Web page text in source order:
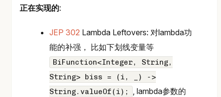
正在实现的:
JEP 302 Lambda Leftovers: 对lambda功
能的补强， 比如下划线变量等
BiFunction<Integer, String,
String> biss = (i, _) ->
String.valueOf(i);
, lambda参数的